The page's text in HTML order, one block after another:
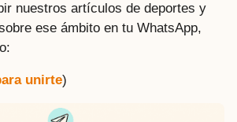
nuestros artículos de deportes y
ese ámbito en tu WhatsApp,
unirte)